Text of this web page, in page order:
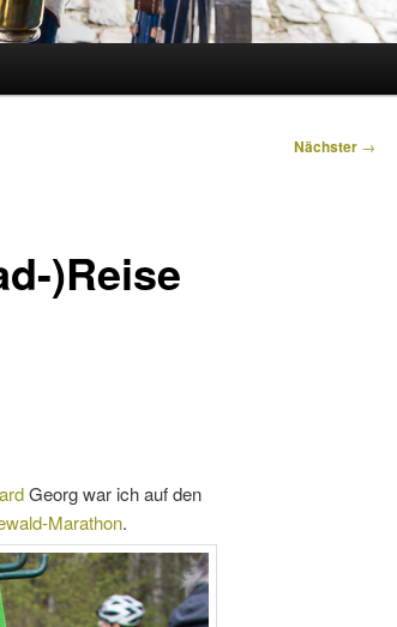
Nächster →
)Reise
Georg war ich auf den
Marathon.